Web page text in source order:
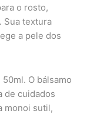
o rosto,
Sua textura
a pele dos
O bálsamo
de cuidados
monoi sutil,